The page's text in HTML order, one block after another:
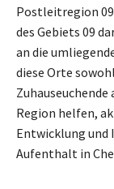
Postleitregion
des Gebiets 09
an die
diese Orte
Region helfen,
Entwicklung und
Aufenthalt in